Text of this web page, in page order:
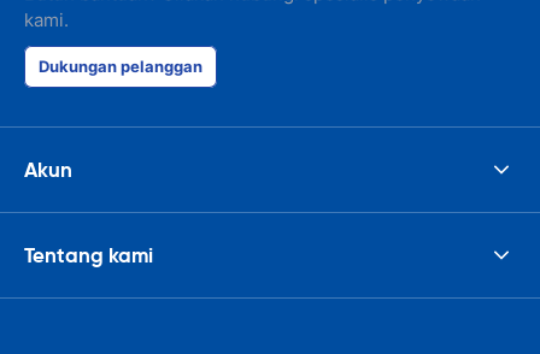
kami.
Dukungan pelanggan
Akun
Tentang kami